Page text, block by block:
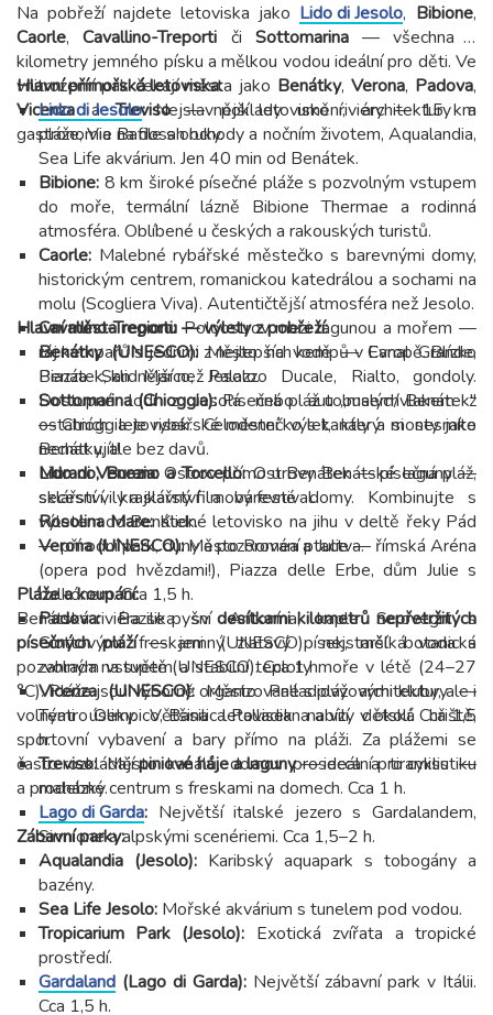
Na pobřeží najdete letoviska jako Lido di Jesolo, Bibione,
Caorle, Cavallino-Treporti či Sottomarina — všechna s
kilometry jemného písku a mělkou vodou ideální pro děti. Ve
vnitrozemí pak čekají města jako Benátky, Verona, Padova,
VicenzaaTreviso— poklady umění, architektury a
gastronomie na dosah ruky.
Hlavní přímořská letoviska:
Lido di Jesolo:Nejslavnější letovisko riviéry — 15 km
pláže, Via Bafile s obchody a nočním životem, Aqualandia,
Sea Life akvárium. Jen 40 min od Benátek.
Bibione: 8 km široké písečné pláže s pozvolným vstupem
do moře, termální lázně Bibione Thermae a rodinná
atmosféra. Oblíbené u českých a rakouských turistů.
Caorle: Malebné rybářské městečko s barevnými domy,
historickým centrem, romanickou katedrálou a sochami na
molu (Scogliera Viva). Autentičtější atmosféra než Jesolo.
Cavallino-Treporti:Poloostrov mezi lagunou a mořem —
ráj kempařů s jednmi z nejlepších kempů v Evropě. Blízko
Benátek, klidnější než Jesolo.
Sottomarina (Chioggia):Písečná pláž u „malých Benátek"
— Chioggia je rybářské městečko s kanály a mosty jako
Benátky, ale bez davů.
Lido di Venezia:Ostrov přímo u Benátek — písečná pláž,
secesní vily a slavný filmový festival.
Rosolina Mare:Klidné letovisko na jihu v deltě řeky Pád
— přírodní park, duny a pozorování ptactva.
Hlavní města regionu — výlety z pobřeží:
Benátky (UNESCO): Město na vodě — Canal Grande,
Piazza San Marco, Palazzo Ducale, Rialto, gondoly.
Dostupné lodí z Jesola nebo autobusem/vlakem z
ostatních letovisek. Celodenní výlet, který si nesmíte
nechat ujít!
Murano, Burano a Torcello:Ostrovy Benátské laguny —
sklářství, krajkářství a barevné domy. Kombinujte s
výletem do Benátek.
Verona (UNESCO):Město Romea a Julie — římská Aréna
(opera pod hvězdami!), Piazza delle Erbe, dům Julie s
balkónem. Cca 1,5 h.
Padova:Bazilika sv. Antonína, kaple Scrovegni s
Giottovými freskami (UNESCO), nejstarší botanická
zahrada na světě (UNESCO). Cca 1 h.
Vicenza (UNESCO):Město Palladiovy architektury —
Teatro Olimpico, Basilica Palladiana a vily v okolí. Cca 1,5
h.
Treviso:Město kanálů, domov prosecca a tiramisu —
malebné centrum s freskami na domech. Cca 1 h.
Lago di Garda: Největší italské jezero s Gardalandem,
Sirmione a alpskými scenériemi. Cca 1,5–2 h.
Pláže a koupání:
Benátská riviéra se pyšnídesítkami kilometrů nepřetržitých
písečných pláží— jemný zlatavý písek, mělká voda s
pozvolným vstupem a stabilní teploty moře v létě (24–27
°C). Pláže jsou výborně organizované s plážovými kluby, ale i
volnými úseky. Většina letovisek nabízí dětská hřiště,
sportovní vybavení a bary přímo na pláži. Za plážemi se
často rozkládajípiniové háje a laguny— ideální pro cyklistiku
a procházky.
Zábavní parky:
Aqualandia (Jesolo): Karibský aquapark s tobogány a
bazény.
Sea Life Jesolo: Mořské akvárium s tunelem pod vodou.
Tropicarium Park (Jesolo): Exotická zvířata a tropické
prostředí.
Gardaland (Lago di Garda): Největší zábavní park v Itálii.
Cca 1,5 h.